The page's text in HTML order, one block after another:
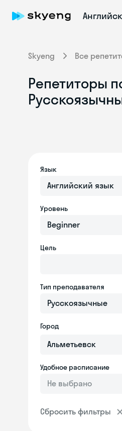
Skyeng Все
Репетиторы
Язык
Английский язык
Уровень
Beginner
Цель
Тип преподавателя
Русскоязычные
Город
Удобное расписание
Не выбрано
Сбросить фильтры